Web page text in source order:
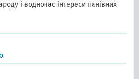
і водночас інтереси панівних